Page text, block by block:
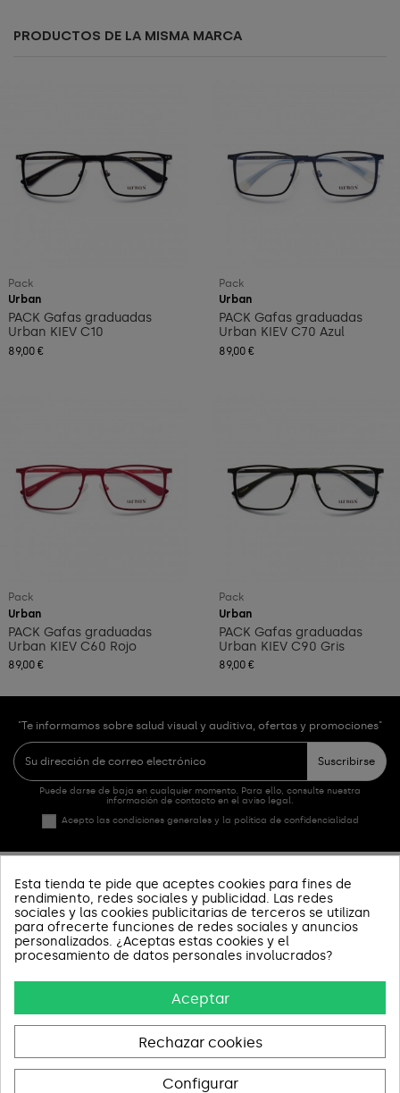
PRODUCTOS DE LA MISMA MARCA
Pack
Urban
PACK Gafas graduadas
Urban KIEV C10
89,00 €
Pack
Urban
PACK Gafas graduadas
Urban KIEV C70 Azul
89,00 €
Pack
Urban
PACK Gafas graduadas
Urban KIEV C60 Rojo
89,00 €
Pack
Urban
PACK Gafas graduadas
Urban KIEV C90 Gris
89,00 €
"Te informamos sobre salud visual y auditiva, ofertas y promociones"
Suscribirse
Puede darse de baja en cualquier momento. Para ello, consulte nuestra
información de contacto en el aviso legal.
Acepto las condiciones generales y la política de confidencialidad
PRODUCTOS
SOBRE NOSOTROS
INFORMACIÓN Y AYUDA
Esta tienda te pide que aceptes cookies para fines de
rendimiento, redes sociales y publicidad. Las redes
sociales y las cookies publicitarias de terceros se utilizan
para ofrecerte funciones de redes sociales y anuncios
personalizados. ¿Aceptas estas cookies y el
procesamiento de datos personales involucrados?
Aceptar
Rechazar cookies
Configurar